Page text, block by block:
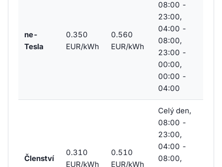
ne-
Tesla
0.350
EUR/kWh
0.560
EUR/kWh
08:00 -
23:00,
04:00 -
08:00,
23:00 -
00:00,
00:00 -
04:00
Členství
0.310
EUR/kWh
0.510
EUR/kWh
Celý den,
08:00 -
23:00,
04:00 -
08:00,